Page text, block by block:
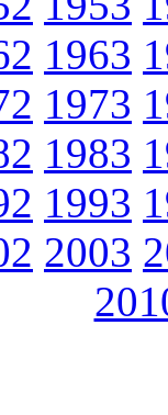
1963
1973
1983
1993
2003